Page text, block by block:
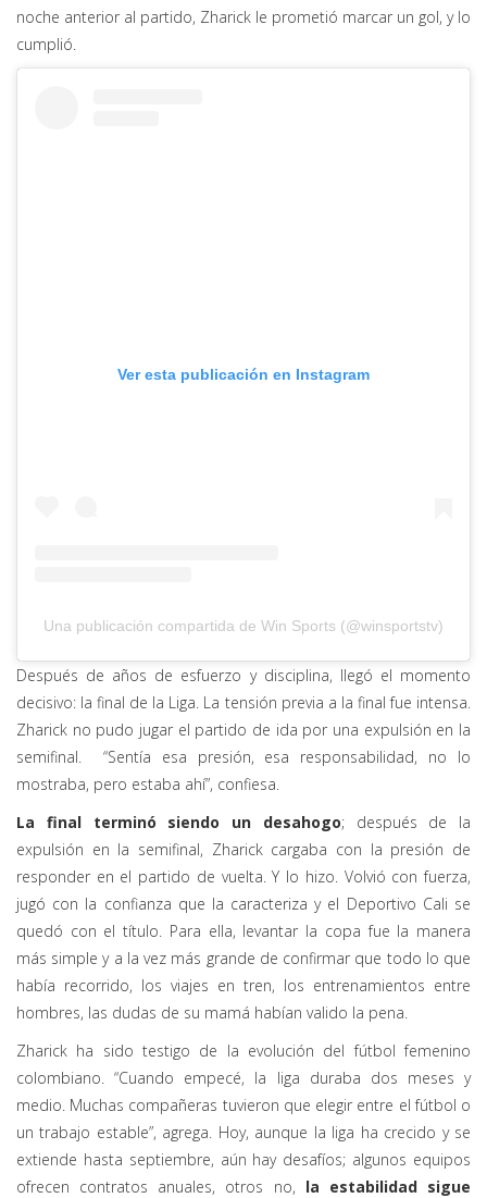
noche anterior al partido, Zharick le prometió marcar un gol, y lo
cumplió.
Ver esta publicación en Instagram
Una publicación compartida de Win Sports (@winsportstv)
Después de años de esfuerzo y disciplina, llegó el momento
decisivo: la final de la Liga. La tensión previa a la final fue intensa.
Zharick no pudo jugar el partido de ida por una expulsión en la
semifinal. “Sentía esa presión, esa responsabilidad, no lo
mostraba, pero estaba ahí”, confiesa.
La final terminó siendo un desahogo; después de la
expulsión en la semifinal, Zharick cargaba con la presión de
responder en el partido de vuelta. Y lo hizo. Volvió con fuerza,
jugó con la confianza que la caracteriza y el Deportivo Cali se
quedó con el título. Para ella, levantar la copa fue la manera
más simple y a la vez más grande de confirmar que todo lo que
había recorrido, los viajes en tren, los entrenamientos entre
hombres, las dudas de su mamá habían valido la pena.
Zharick ha sido testigo de la evolución del fútbol femenino
colombiano. “Cuando empecé, la liga duraba dos meses y
medio. Muchas compañeras tuvieron que elegir entre el fútbol o
un trabajo estable”, agrega. Hoy, aunque la liga ha crecido y se
extiende hasta septiembre, aún hay desafíos; algunos equipos
ofrecen contratos anuales, otros no, la estabilidad sigue